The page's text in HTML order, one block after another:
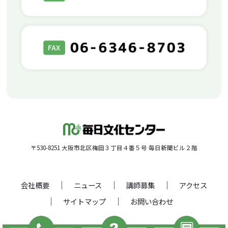
〒530-8251 大阪市北区梅田３丁目４番５号 毎日新聞ビル２階
会社概要 ニュース 講師募集
アクセス
サイトマップ
お問い合わせ